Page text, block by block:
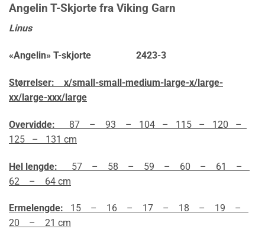
Angelin T-Skjorte fra Viking Garn
Linus
«Angelin» T-skjorte 2423-3
Størrelser: x/small-small-medium-large-x/large-
xx/large-xxx/large
Overvidde: 87 – 93 – 104 – 115 – 120 –
125 – 131 cm
Hel lengde: 57 – 58 – 59 – 60 – 61 –
62 – 64 cm
Ermelengde: 15 – 16 – 17 – 18 – 19 –
20 – 21 cm